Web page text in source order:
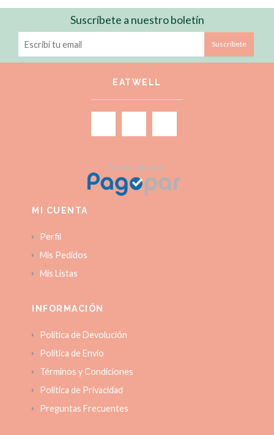
Suscríbete a nuestro boletín
Suscríbete
EATWELL
Procesado por
MI CUENTA
Perfil
Mis Pedidos
Mis Listas
INFORMACIÓN
Política de Devolución
Política de Envío
Términos y Condiciones
Política de Privacidad
Preguntas Frecuentes